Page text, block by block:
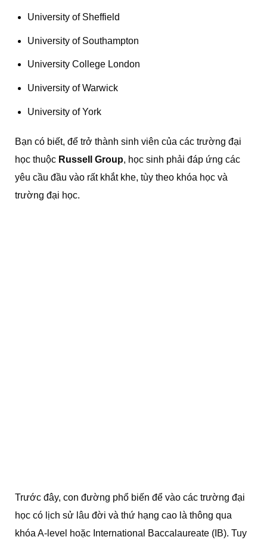
University of Sheffield
University of Southampton
University College London
University of Warwick
University of York
Bạn có biết, để trở thành sinh viên của các trường đại
học thuộc Russell Group, học sinh phải đáp ứng các
yêu cầu đầu vào rất khắt khe, tùy theo khóa học và
trường đại học.
Trước đây, con đường phổ biến để vào các trường đại
học có lịch sử lâu đời và thứ hạng cao là thông qua
khóa A-level hoặc International Baccalaureate (IB). Tuy